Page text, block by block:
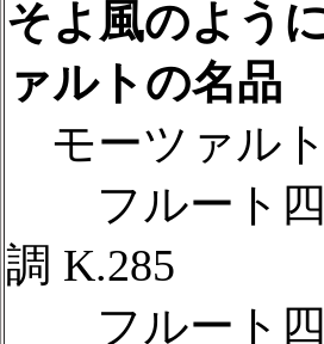
そよ風のよう
ァルトの名品
モーツァル
フルート四
調 K.285
フルート四